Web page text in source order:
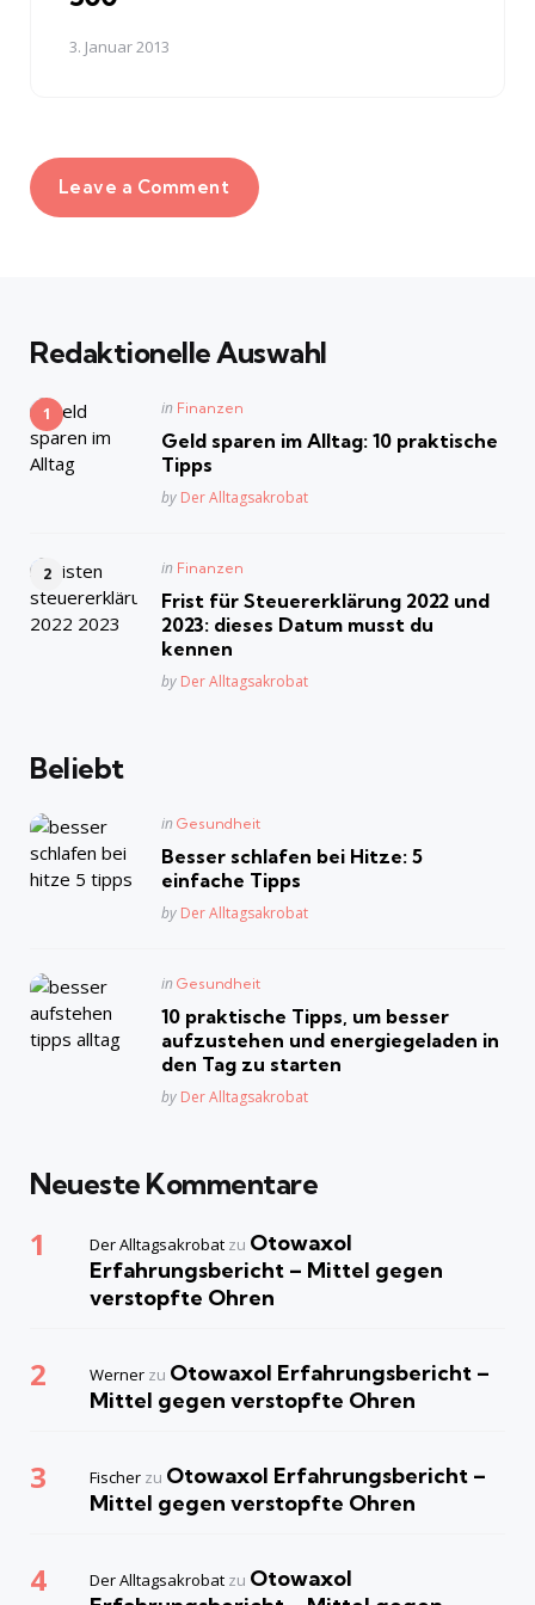
3. Januar 2013
Leave a Comment
Redaktionelle Auswahl
Posted
in Finanzen
Geld sparen im Alltag: 10 praktische
Tipps
Posted
by Der Alltagsakrobat
Posted
in Finanzen
Frist für Steuererklärung 2022 und
2023: dieses Datum musst du
kennen
Posted
by Der Alltagsakrobat
Beliebt
Posted
in Gesundheit
Besser schlafen bei Hitze: 5
einfache Tipps
Posted
by Der Alltagsakrobat
Posted
in Gesundheit
10 praktische Tipps, um besser
aufzustehen und energiegeladen in
den Tag zu starten
Posted
by Der Alltagsakrobat
Neueste Kommentare
Der Alltagsakrobat zu Otowaxol
Erfahrungsbericht – Mittel gegen
verstopfte Ohren
Werner zu Otowaxol Erfahrungsbericht –
Mittel gegen verstopfte Ohren
Fischer zu Otowaxol Erfahrungsbericht –
Mittel gegen verstopfte Ohren
Der Alltagsakrobat zu Otowaxol